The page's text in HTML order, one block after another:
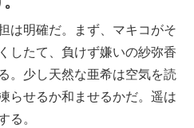
は明確だ。まず、マキコがそ
したて、負けず嫌いの紗弥香
。少し天然な亜希は空気を読
らせるか和ませるかだ。遥は
。